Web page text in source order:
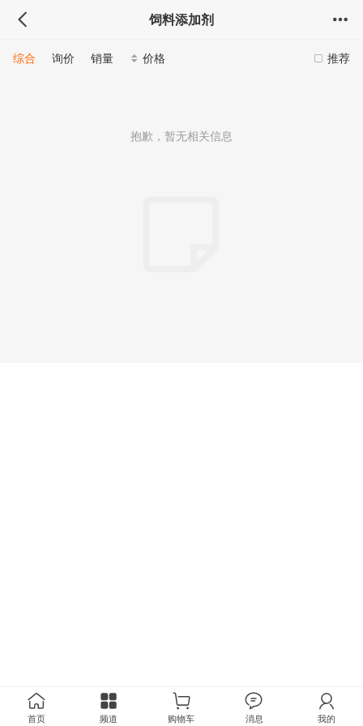
饲料添加剂
推荐
综合 询价 销量 价格
抱歉，暂无相关信息
首页 频道 购物车 消息 我的